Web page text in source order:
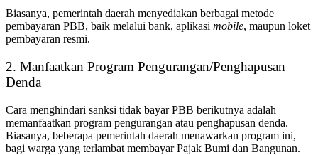
Biasanya, pemerintah daerah menyediakan berbagai metode
pembayaran PBB, baik melalui bank, aplikasi mobile, maupun loket
pembayaran resmi.
2. Manfaatkan Program Pengurangan/Penghapusan
Denda
Cara menghindari sanksi tidak bayar PBB berikutnya adalah
memanfaatkan program pengurangan atau penghapusan denda.
Biasanya, beberapa pemerintah daerah menawarkan program ini,
bagi warga yang terlambat membayar Pajak Bumi dan Bangunan.